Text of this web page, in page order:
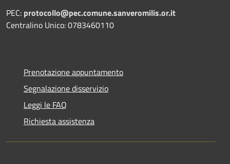
PEC: protocollo@pec.comune.sanveromilis.or.it
Centralino Unico: 0783460110
Prenotazione appuntamento
Segnalazione disservizio
Leggi le FAQ
Richiesta assistenza